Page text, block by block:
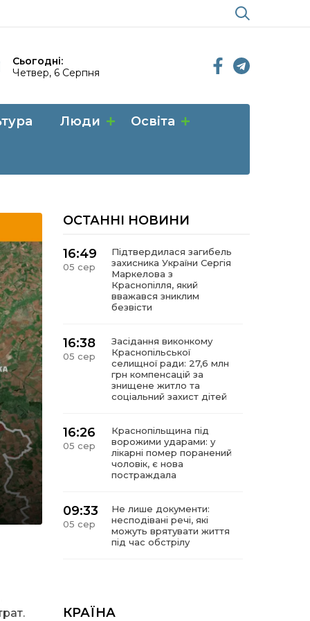
Сьогодні:
Четвер, 6 Серпня
Люди Освіта
ОСТАННІ НОВИНИ
16:49
05 сер
Підтвердилася загибель
захисника України Сергія
Маркелова з
Краснопілля, який
вважався зниклим
безвісти
16:38
05 сер
Засідання виконкому
Краснопільської
селищної ради: 27,6 млн
грн компенсацій за
знищене житло та
соціальний захист дітей
16:26
05 сер
Краснопільщина під
ворожими ударами: у
лікарні помер поранений
чоловік, є нова
постраждала
09:33
05 сер
Не лише документи:
несподівані речі, які
можуть врятувати життя
під час обстрілу
КРАЇНА